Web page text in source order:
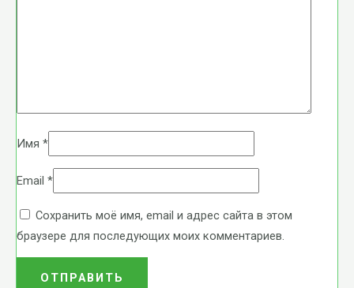
Имя *
Email *
Сохранить моё имя, email и адрес сайта в этом
браузере для последующих моих комментариев.